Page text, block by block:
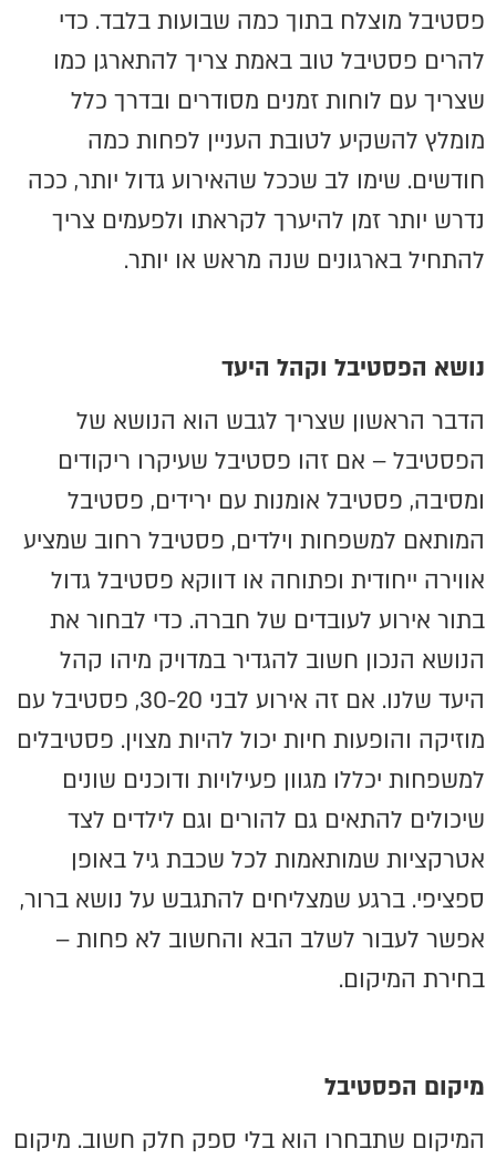
פסטיבל מוצלח בתוך כמה שבועות בלבד. כדי
להרים פסטיבל טוב באמת צריך להתארגן כמו
שצריך עם לוחות זמנים מסודרים ובדרך כלל
מומלץ להשקיע לטובת העניין לפחות כמה
חודשים. שימו לב שככל שהאירוע גדול יותר, ככה
נדרש יותר זמן להיערך לקראתו ולפעמים צריך
להתחיל בארגונים שנה מראש או יותר.
נושא הפסטיבל וקהל היעד
הדבר הראשון שצריך לגבש הוא הנושא של
הפסטיבל – אם זהו פסטיבל שעיקרו ריקודים
ומסיבה, פסטיבל אומנות עם ירידים, פסטיבל
המותאם למשפחות וילדים, פסטיבל רחוב שמציע
אווירה ייחודית ופתוחה או דווקא פסטיבל גדול
בתור אירוע לעובדים של חברה. כדי לבחור את
הנושא הנכון חשוב להגדיר במדויק מיהו קהל
היעד שלנו. אם זה אירוע לבני 30-20, פסטיבל עם
מוזיקה והופעות חיות יכול להיות מצוין. פסטיבלים
למשפחות יכללו מגוון פעילויות ודוכנים שונים
שיכולים להתאים גם להורים וגם לילדים לצד
אטרקציות שמותאמות לכל שכבת גיל באופן
ספציפי. ברגע שמצליחים להתגבש על נושא ברור,
אפשר לעבור לשלב הבא והחשוב לא פחות –
בחירת המיקום.
מיקום הפסטיבל
המיקום שתבחרו הוא בלי ספק חלק חשוב. מיקום